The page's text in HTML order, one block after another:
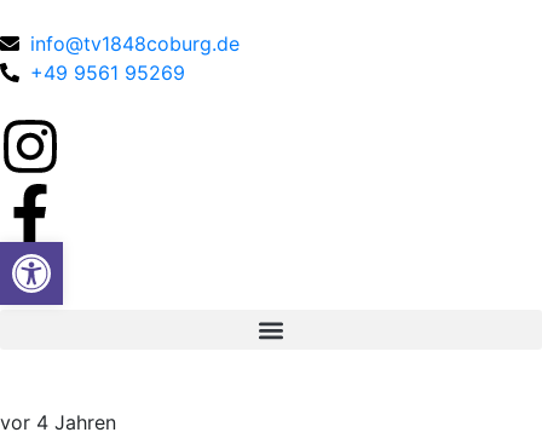
info@tv1848coburg.de
+49 9561 95269
vor 4 Jahren
Werkzeugleiste öffnen